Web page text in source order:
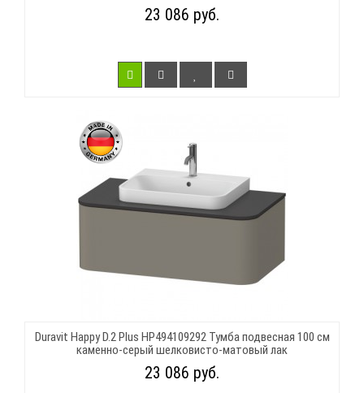
23 086 руб.
Duravit Happy D.2 Plus HP494109292 Тумба подвесная 100 см
каменно-серый шелковисто-матовый лак
23 086 руб.